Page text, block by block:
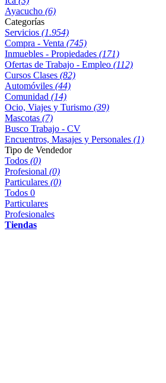
Ayacucho (6)
Categorías
Servicios (1.954)
Compra - Venta (745)
Inmuebles - Propiedades (171)
Ofertas de Trabajo - Empleo (112)
Cursos Clases (82)
Automóviles (44)
Comunidad (14)
Ocio, Viajes y Turismo (39)
Mascotas (7)
Busco Trabajo - CV
Encuentros, Masajes y Personales (1)
Tipo de Vendedor
Todos (0)
Profesional (0)
Particulares (0)
Todos 0
Particulares
Profesionales
Tiendas